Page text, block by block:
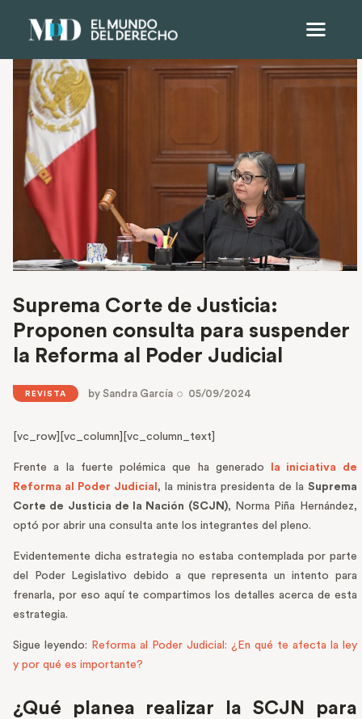
Suprema Corte de Justicia:
Proponen consulta para suspender
la Reforma al Poder Judicial
REVISTA bySandra García 05/09/2024
[vc_row][vc_column][vc_column_text]
Frente a la fuerte polémica que ha generado
la iniciativa de
Reforma al Poder Judicial , la ministra presidenta de la Suprema
Corte de Justicia de la Nación (SCJN), Norma Piña Hernández,
optó por abrir una consulta ante los integrantes del pleno.
Evidentemente dicha estrategia no estaba contemplada por parte
del Poder Legislativo debido a que representa un intento para
frenarla, por eso aquí te compartimos los detalles acerca de esta
estrategia.
Sigue leyendo:
Reforma al Poder Judicial: ¿En qué te afecta la ley
y por qué es importante?
¿Qué planea realizar la SCJN para